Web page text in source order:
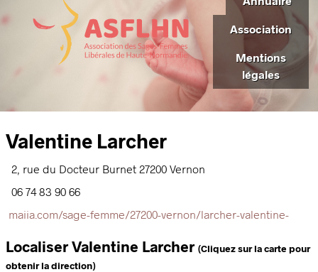
Association
Mentions
légales
Valentine Larcher
2, rue du Docteur Burnet 27200 Vernon
06 74 83 90 66
maiia.com/sage-femme/27200-vernon/larcher-valentine-
Localiser Valentine Larcher (Cliquez sur la carte pour
obtenir la direction)